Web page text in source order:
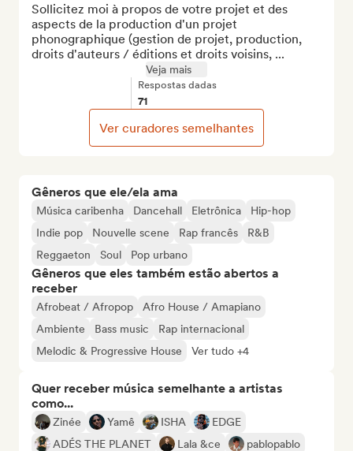
Gêneros que ele/ela ama
Música caribenha Dancehall Eletrônica
Hip-hop
Indie pop
Nouvelle scene Rap francês
R&B
Reggaeton
Soul Pop urbano
Gêneros que eles também estão abertos a
receber
Afrobeat / Afropop
Afro House / Amapiano
Ambiente
Bass music
Rap internacional
Melodic & Progressive House
Ver tudo +4
Quer receber música semelhante a artistas
como...
Zinée Yamê ISHA
EDGE
ADÉS THE PLANET
Lala &ce
pablopablo
Sollicitez moi à propos de votre projet et des
aspects de la production d'un projet
phonographique (gestion de projet, production,
droits d'auteurs / éditions et droits voisins, ...
Veja mais
Respostas dadas
71
Ver curadores semelhantes